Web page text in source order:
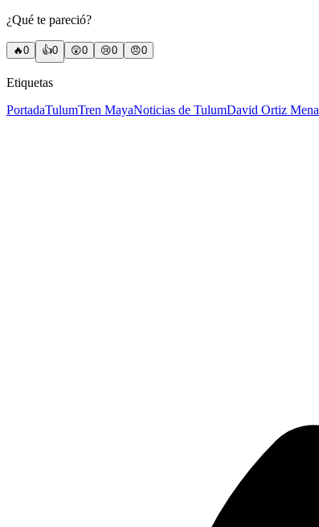
¿Qué te pareció?
🔥0 👍0 😲0 😢0 😠0
Etiquetas
PortadaTulumTren MayaNoticias de TulumDavid Ortiz Mena